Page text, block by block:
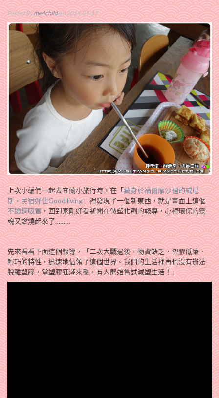
Posted Byme4childon 2014-09-17
上次小編們一起去宜蘭小旅行時，在「藏身於福爾摩沙裡的威尼
斯‧民宿好住Good living」裡發現了一個新東西，就是畫面上這個
不鏽鋼吸管，回到家剛好看新聞在做塑化劑的報導，心裡環保的靈
魂又燃燒起來了………
先來看看下面這個報導，「二次大戰過後，物資缺乏，塑膠低廉、
輕巧的特性，迅速地佔領了這個世界。我們的生活裡­再也沒有辦法
脫離塑膠，當塑膠狂潮來襲，有人開始嘗試減塑生活！」